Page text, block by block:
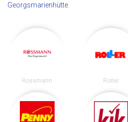
Georgsmarienhütte
Rossmann Roller